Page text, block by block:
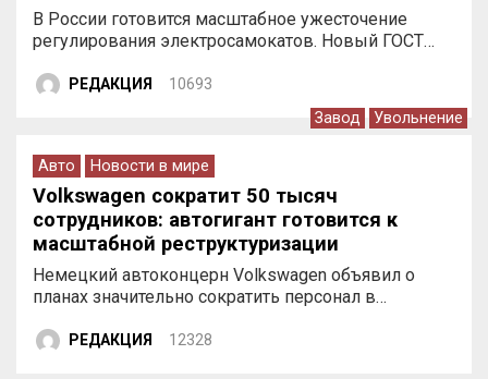
В России готовится масштабное ужесточение
регулирования электросамокатов. Новый ГОСТ…
РЕДАКЦИЯ 10693
Завод Увольнение
Авто Новости в мире
Volkswagen сократит 50 тысяч
сотрудников: автогигант готовится к
масштабной реструктуризации
Немецкий автоконцерн Volkswagen объявил о
планах значительно сократить персонал в…
РЕДАКЦИЯ 12328